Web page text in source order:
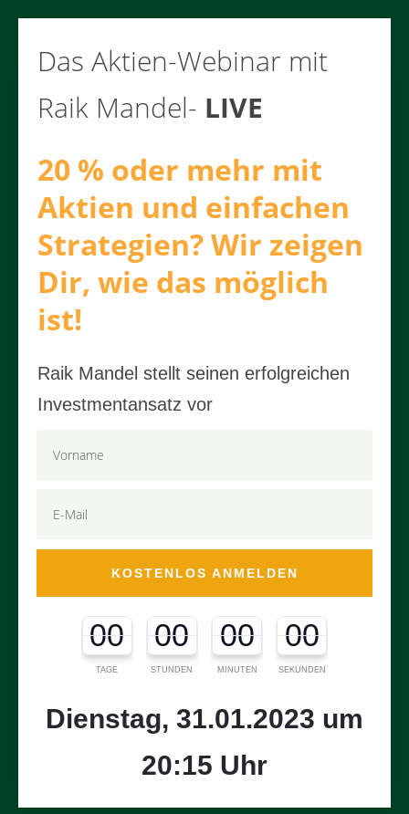
Das Aktien-Webinar mit
Raik Mandel- LIVE
20 % oder mehr mit
Aktien und einfachen
Strategien? Wir zeigen
Dir, wie das möglich
ist!
Raik Mandel stellt seinen erfolgreichen
Investmentansatz vor
KOSTENLOS ANMELDEN
00
TAGE
00
STUNDEN
00
MINUTEN
00
SEKUNDEN
Dienstag, 31.01.2023 um
20:15 Uhr